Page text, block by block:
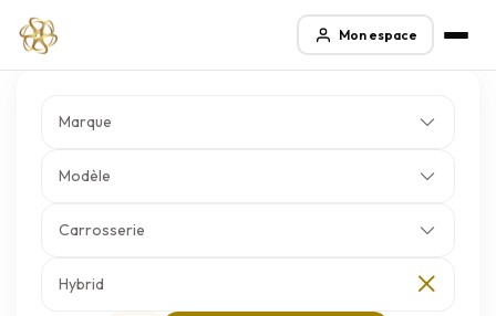
Mon espace
Marque
Modèle
Carrosserie
Hybrid